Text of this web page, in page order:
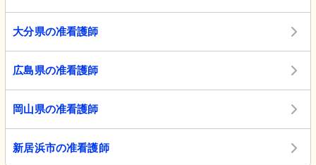
大分県の准看護師
広島県の准看護師
岡山県の准看護師
新居浜市の准看護師